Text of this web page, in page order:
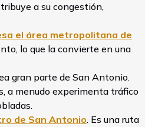
a su congestión,
el área metropolitana de
lo que la convierte en una
gran parte de San Antonio.
a menudo experimenta tráfico
de San Antonio. Es una ruta